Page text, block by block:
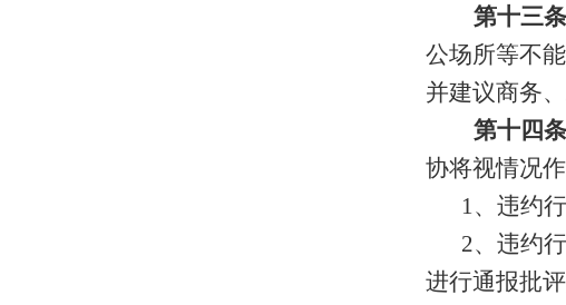
第十三条
公场所等不
并建议商务
第十四条
协将视情况
1、违约
2、违约
进行通报批评